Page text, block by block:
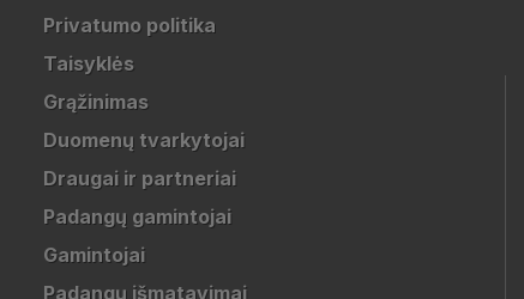
Privatumo politika
Taisyklės
Grąžinimas
Duomenų tvarkytojai
Draugai ir partneriai
Padangų gamintojai
Gamintojai
Padangų išmatavimai